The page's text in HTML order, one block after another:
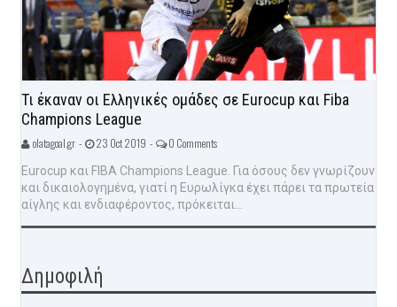
Τι έκαναν οι Ελληνικές ομάδες σε Eurocup και Fiba
Champions League
olatagoal.gr - 23 Oct 2019 - 0 Comments
Eurocup και FIBA Champions League. Για όσους δεν γνωρίζουν
και δικαιολογημένα, γιατί η Ευρωλίγκα έχει πάρει τα πρωτεία
αίγλης και ενδιαφέροντος, πρόκειται...
Δημοφιλή